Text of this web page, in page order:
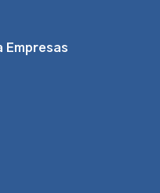
Empresas